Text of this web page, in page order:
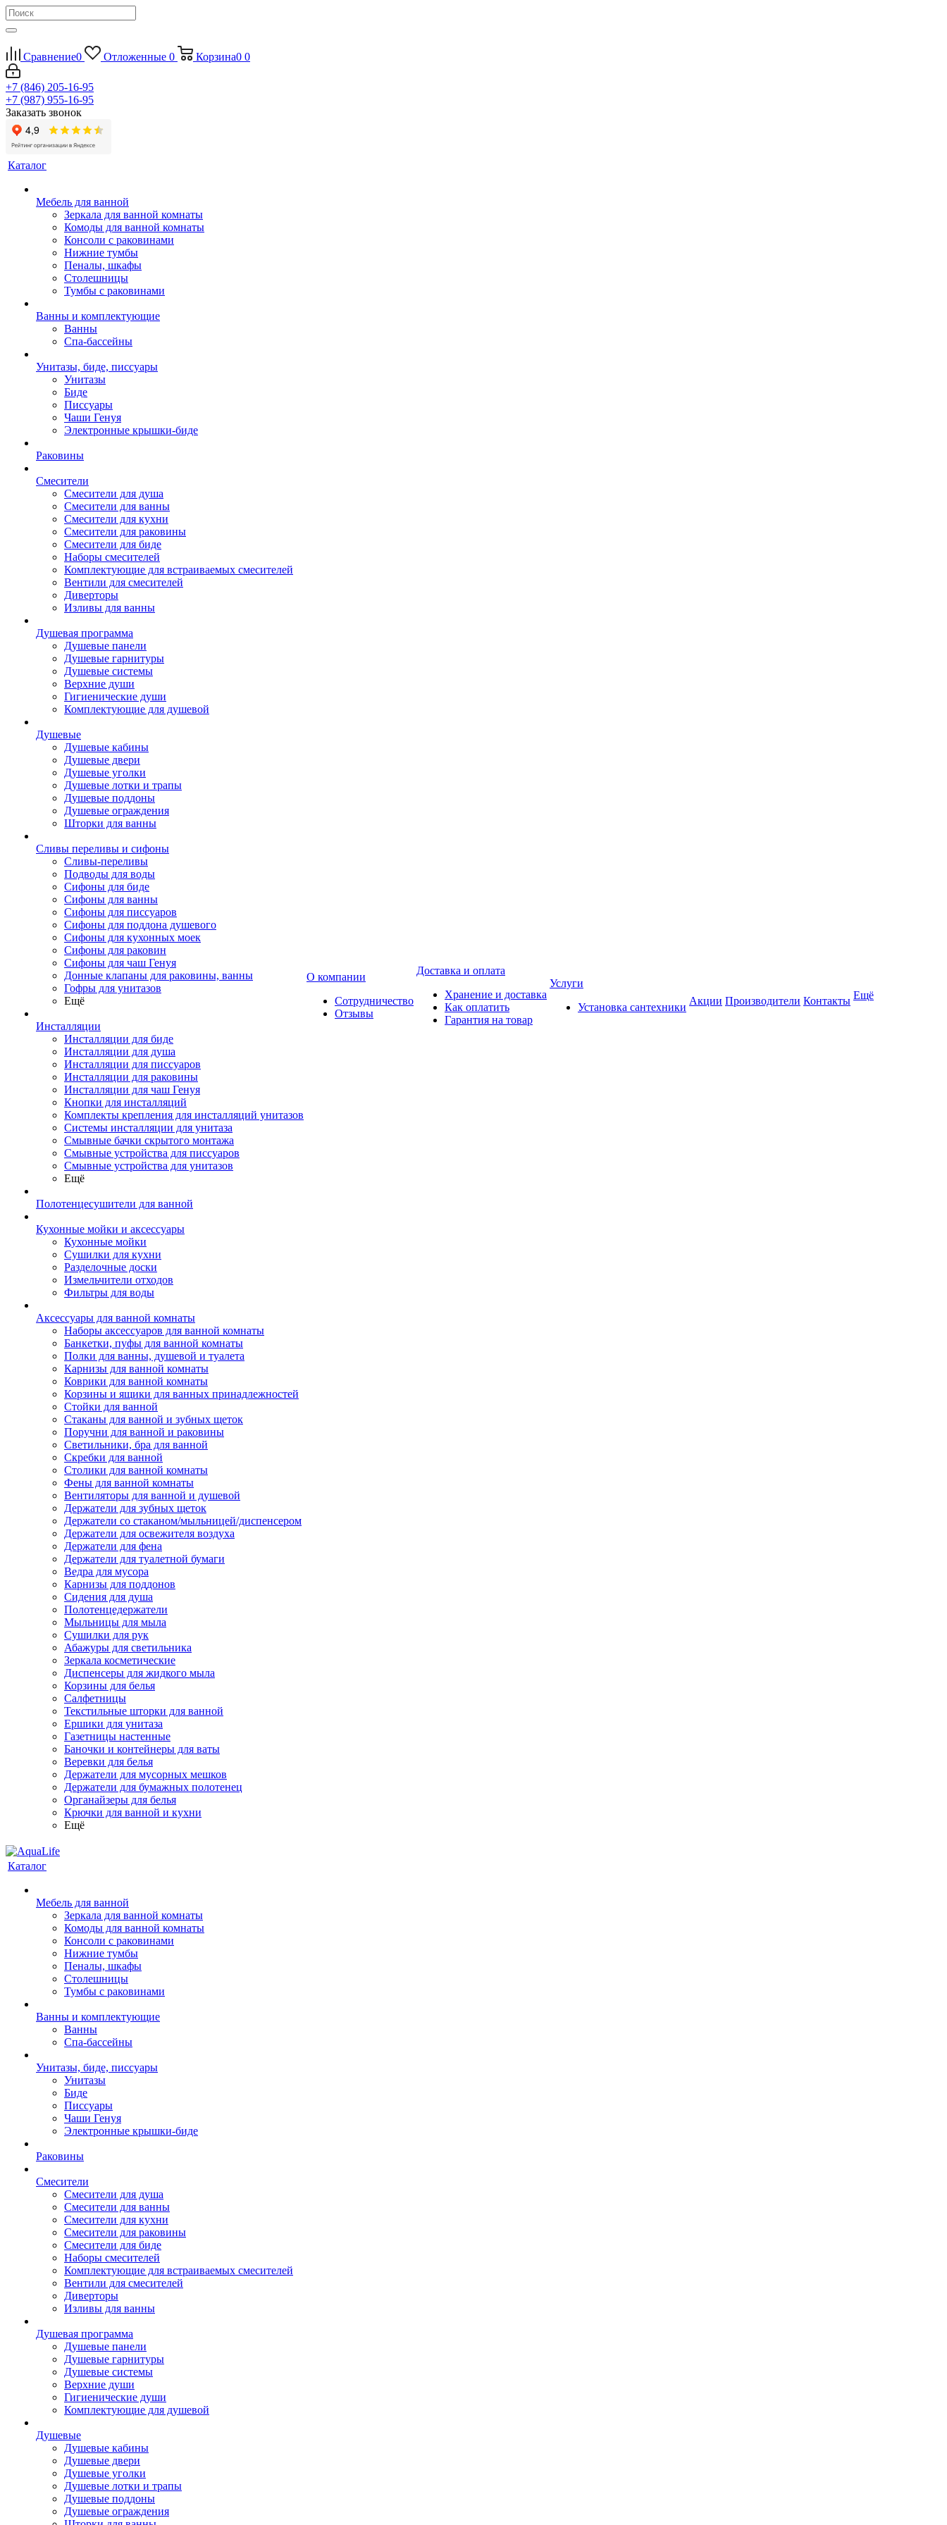
Сравнение0 Отложенные 0 Корзина0 0
+7 (846) 205-16-95
+7 (987) 955-16-95
Заказать звонок
Каталог
Мебель для ванной
Зеркала для ванной комнаты
Комоды для ванной комнаты
Консоли с раковинами
Нижние тумбы
Пеналы, шкафы
Столешницы
Тумбы с раковинами
Ванны и комплектующие
Ванны
Спа-бассейны
Унитазы, биде, писсуары
Унитазы
Биде
Писсуары
Чаши Генуя
Электронные крышки-биде
Раковины
Смесители
Смесители для душа
Смесители для ванны
Смесители для кухни
Смесители для раковины
Смесители для биде
Наборы смесителей
Комплектующие для встраиваемых смесителей
Вентили для смесителей
Диверторы
Изливы для ванны
Душевая программа
Душевые панели
Душевые гарнитуры
Душевые системы
Верхние души
Гигиенические души
Комплектующие для душевой
Душевые
Душевые кабины
Душевые двери
Душевые уголки
Душевые лотки и трапы
Душевые поддоны
Душевые ограждения
Шторки для ванны
Сливы переливы и сифоны
Сливы-переливы
Подводы для воды
Сифоны для биде
Сифоны для ванны
Сифоны для писсуаров
Сифоны для поддона душевого
Сифоны для кухонных моек
Сифоны для раковин
Сифоны для чаш Генуя
Донные клапаны для раковины, ванны
Гофры для унитазов
Ещё
Инсталляции
Инсталляции для биде
Инсталляции для душа
Инсталляции для писсуаров
Инсталляции для раковины
Инсталляции для чаш Генуя
Кнопки для инсталляций
Комплекты крепления для инсталляций унитазов
Системы инсталляции для унитаза
Смывные бачки скрытого монтажа
Смывные устройства для писсуаров
Смывные устройства для унитазов
Ещё
Полотенцесушители для ванной
Кухонные мойки и аксессуары
Кухонные мойки
Сушилки для кухни
Разделочные доски
Измельчители отходов
Фильтры для воды
Аксессуары для ванной комнаты
Наборы аксессуаров для ванной комнаты
Банкетки, пуфы для ванной комнаты
Полки для ванны, душевой и туалета
Карнизы для ванной комнаты
Коврики для ванной комнаты
Корзины и ящики для ванных принадлежностей
Стойки для ванной
Стаканы для ванной и зубных щеток
Поручни для ванной и раковины
Светильники, бра для ванной
Скребки для ванной
Столики для ванной комнаты
Фены для ванной комнаты
Вентиляторы для ванной и душевой
Держатели для зубных щеток
Держатели со стаканом/мыльницей/диспенсером
Держатели для освежителя воздуха
Держатели для фена
Держатели для туалетной бумаги
Ведра для мусора
Карнизы для поддонов
Сидения для душа
Полотенцедержатели
Мыльницы для мыла
Сушилки для рук
Абажуры для светильника
Зеркала косметические
Диспенсеры для жидкого мыла
Корзины для белья
Салфетницы
Текстильные шторки для ванной
Ершики для унитаза
Газетницы настенные
Баночки и контейнеры для ваты
Веревки для белья
Держатели для мусорных мешков
Держатели для бумажных полотенец
Органайзеры для белья
Крючки для ванной и кухни
Ещё
О компании
Сотрудничество
Отзывы
Доставка и оплата
Хранение и доставка
Как оплатить
Гарантия на товар
Услуги
Установка сантехники
Акции Производители Контакты Ещё
Каталог
Мебель для ванной
Зеркала для ванной комнаты
Комоды для ванной комнаты
Консоли с раковинами
Нижние тумбы
Пеналы, шкафы
Столешницы
Тумбы с раковинами
Ванны и комплектующие
Ванны
Спа-бассейны
Унитазы, биде, писсуары
Унитазы
Биде
Писсуары
Чаши Генуя
Электронные крышки-биде
Раковины
Смесители
Смесители для душа
Смесители для ванны
Смесители для кухни
Смесители для раковины
Смесители для биде
Наборы смесителей
Комплектующие для встраиваемых смесителей
Вентили для смесителей
Диверторы
Изливы для ванны
Душевая программа
Душевые панели
Душевые гарнитуры
Душевые системы
Верхние души
Гигиенические души
Комплектующие для душевой
Душевые
Душевые кабины
Душевые двери
Душевые уголки
Душевые лотки и трапы
Душевые поддоны
Душевые ограждения